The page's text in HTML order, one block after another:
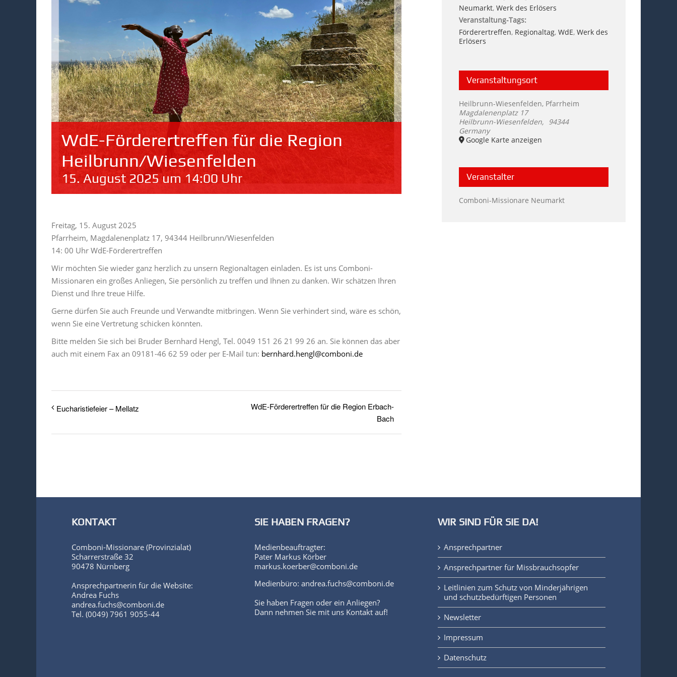
WdE-Förderertreffen für die Region
Heilbrunn/Wiesenfelden
15. August 2025 um 14:00 Uhr
Freitag, 15. August 2025
Pfarrheim, Magdalenenplatz 17, 94344 Heilbrunn/Wiesenfelden
14: 00 Uhr WdE-Förderertreffen
Wir möchten Sie wieder ganz herzlich zu unsern Regionaltagen einladen. Es ist uns Comboni-
Missionaren ein großes Anliegen, Sie persönlich zu treffen und Ihnen zu danken. Wir schätzen Ihren
Dienst und Ihre treue Hilfe.
Gerne dürfen Sie auch Freunde und Verwandte mitbringen. Wenn Sie verhindert sind, wäre es schön,
wenn Sie eine Vertretung schicken könnten.
Bitte melden Sie sich bei Bruder Bernhard Hengl, Tel. 0049 151 26 21 99 26 an. Sie können das aber
auch mit einem Fax an 09181-46 62 59 oder per E-Mail tun: bernhard.hengl@comboni.de
Eucharistiefeier – Mellatz
WdE-Förderertreffen für die Region Erbach-
Bach
Neumarkt,Werk des Erlösers
Veranstaltung-Tags:
Förderertreffen, Regionaltag,WdE,Werk des
Erlösers
Veranstaltungsort
Heilbrunn-Wiesenfelden, Pfarrheim
Magdalenenplatz 17
Heilbrunn-Wiesenfelden, 94344
Germany
Google Karte anzeigen
Veranstalter
Comboni-Missionare Neumarkt
KONTAKT
Comboni-Missionare (Provinzialat)
Scharrerstraße 32
90478 Nürnberg
Ansprechpartnerin für die Website:
Andrea Fuchs
andrea.fuchs@comboni.de
Tel. (0049) 7961 9055-44
SIE HABEN FRAGEN?
Medienbeauftragter:
Pater Markus Körber
markus.koerber@comboni.de
Medienbüro: andrea.fuchs@comboni.de
Sie haben Fragen oder ein Anliegen?
Dann nehmen Sie mit uns Kontakt auf!
WIR SIND FÜR SIE DA!
Ansprechpartner
Ansprechpartner für Missbrauchsopfer
Leitlinien zum Schutz von Minderjährigen
und schutzbedürftigen Personen
Newsletter
Impressum
Datenschutz